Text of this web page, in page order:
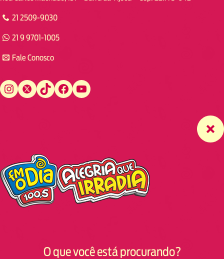
21 2509-9030
21 9 9701-1005
Fale Conosco
Instagram Twitter TikTok Facebook YouTube
O que você está procurando?